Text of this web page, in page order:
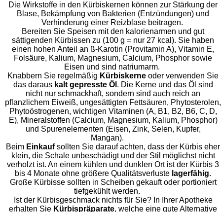
Die Wirkstoffe in den Kürbiskernen können zur Stärkung der
Blase, Bekämpfung von Bakterien (Entzündungen) und
Verhinderung einer Reizblase beitragen.
Bereiten Sie Speisen mit den kalorienarmen und gut
sättigenden Kürbissen zu (100 g = nur 27 kcal). Sie haben
einen hohen Anteil an ß-Karotin (Provitamin A), Vitamin E,
Folsäure, Kalium, Magnesium, Calcium, Phosphor sowie
Eisen und sind natriumarm.
Knabbern Sie regelmäßig Kürbiskerne oder verwenden Sie
das daraus kalt gepresste Öl . Die Kerne und das Öl sind
nicht nur schmackhaft, sondern sind auch reich an
pflanzlichem Eiweiß, ungesättigten Fettsäuren, Phytosterolen,
Phytoöstrogenen, wichtigen Vitaminen (A, B1, B2, B6, C, D,
E), Mineralstoffen (Calcium, Magnesium, Kalium, Phosphor)
und Spurenelementen (Eisen, Zink, Selen, Kupfer,
Mangan).
Beim Einkaufsollten Sie darauf achten, dass der Kürbis eher
klein, die Schale unbeschädigt und der Stil möglichst nicht
verholzt ist. An einem kühlen und dunklen Ort ist der Kürbis 3
bis 4 Monate ohne größere Qualitätsverluste lagerfähig.
Große Kürbisse sollten in Scheiben gekauft oder portioniert
tiefgekühlt werden.
Ist der Kürbisgeschmack nichts für Sie? In Ihrer Apotheke
erhalten Sie Kürbispräparate, welche eine gute Alternative